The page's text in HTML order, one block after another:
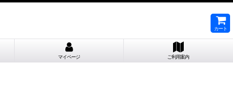
カート
マイページ ご利用案内